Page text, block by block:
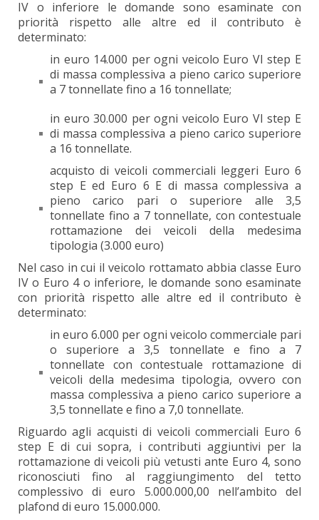
IV o inferiore le domande sono esaminate con
priorità rispetto alle altre ed il contributo è
determinato:
in euro 14.000 per ogni veicolo Euro VI step E
di massa complessiva a pieno carico superiore
a 7 tonnellate fino a 16 tonnellate;
in euro 30.000 per ogni veicolo Euro VI step E
di massa complessiva a pieno carico superiore
a 16 tonnellate.
acquisto di veicoli commerciali leggeri Euro 6
step E ed Euro 6 E di massa complessiva a
pieno carico pari o superiore alle 3,5
tonnellate fino a 7 tonnellate, con contestuale
rottamazione dei veicoli della medesima
tipologia (3.000 euro)
Nel caso in cui il veicolo rottamato abbia classe Euro
IV o Euro 4 o inferiore, le domande sono esaminate
con priorità rispetto alle altre ed il contributo è
determinato:
in euro 6.000 per ogni veicolo commerciale pari
o superiore a 3,5 tonnellate e fino a 7
tonnellate con contestuale rottamazione di
veicoli della medesima tipologia, ovvero con
massa complessiva a pieno carico superiore a
3,5 tonnellate e fino a 7,0 tonnellate.
Riguardo agli acquisti di veicoli commerciali Euro 6
step E di cui sopra, i contributi aggiuntivi per la
rottamazione di veicoli più vetusti ante Euro 4, sono
riconosciuti fino al raggiungimento del tetto
complessivo di euro 5.000.000,00 nell’ambito del
plafond di euro 15.000.000.